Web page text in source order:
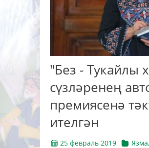
"Без - Тукайлы
сүзләренең
премиясенә
ителгән
25 февраль 2019